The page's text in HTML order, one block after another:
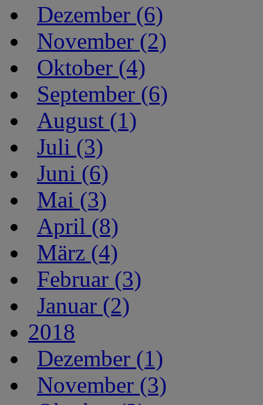
Dezember (6)
November (2)
Oktober (4)
September (6)
August (1)
Juli (3)
Juni (6)
Mai (3)
April (8)
März (4)
Februar (3)
Januar (2)
2018
Dezember (1)
November (3)